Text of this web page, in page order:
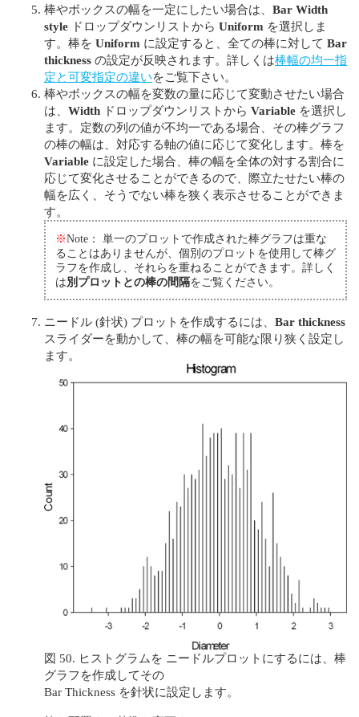
棒やボックスの幅を一定にしたい場合は、 Bar Width
style ドロップダウンリストから Uniform を選択しま
す。棒を Uniform に設定すると、全ての棒に対して Bar
thickness の設定が反映されます。詳しくは棒幅の均一指
定と可変指定の違いをご覧下さい。
棒やボックスの幅を変数の量に応じて変動させたい場合
は、 Width ドロップダウンリストから Variable を選択し
ます。定数の列の値が不均一である場合、その棒グラフ
の棒の幅は、対応する軸の値に応じて変化します。棒を
Variable に設定した場合、棒の幅を全体の対する割合に
応じて変化させることができるので、際立たせたい棒の
幅を広く、そうでない棒を狭く表示させることができま
す。
※Note： 単一のプロットで作成された棒グラフは重な
ることはありませんが、個別のプロットを使用して棒グ
ラフを作成し、それらを重ねることができます。詳しく
は別プロットとの棒の間隔をご覧ください。
ニードル (針状) プロットを作成するには、 Bar thickness
スライダーを動かして、棒の幅を可能な限り狭く設定し
ます。
図 50. ヒストグラムを ニードルプロットにするには、棒
グラフを作成してその
Bar Thickness を針状に設定します。